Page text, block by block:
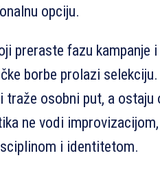
opciju.
preraste fazu kampanje i
borbe prolazi selekciju.
traže osobni put, a ostaju
ne vodi improvizacijom,
i identitetom.